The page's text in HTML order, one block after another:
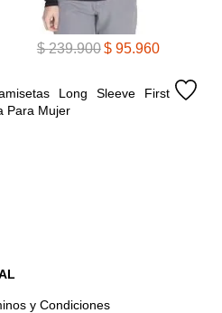
$ 239.900$ 95.960
Long Sleeve First
Para Mujer
y Condiciones